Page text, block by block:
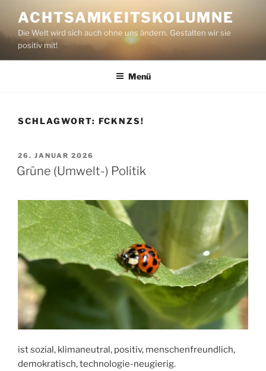
Inhalt
springen
ACHTSAMKEITSKOLUMNE
Die Welt wird sich auch ohne uns ändern. Gestalten wir sie
positiv mit!
Menü
SCHLAGWORT: FCKNZS!
VERÖFFENTLICHT
AM
26. JANUAR 2026
Grüne (Umwelt-) Politik
ist sozial, klimaneutral, positiv, menschenfreundlich,
demokratisch, technologie-neugierig.